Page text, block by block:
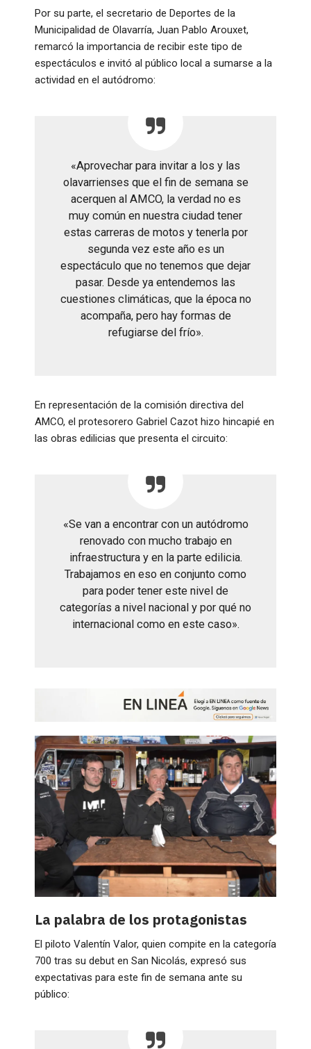
Por su parte, el secretario de Deportes de la
Municipalidad de Olavarría, Juan Pablo Arouxet,
remarcó la importancia de recibir este tipo de
espectáculos e invitó al público local a sumarse a la
actividad en el autódromo:
«Aprovechar para invitar a los y las
olavarrienses que el fin de semana se
acerquen al AMCO, la verdad no es
muy común en nuestra ciudad tener
estas carreras de motos y tenerla por
segunda vez este año es un
espectáculo que no tenemos que dejar
pasar. Desde ya entendemos las
cuestiones climáticas, que la época no
acompaña, pero hay formas de
refugiarse del frío».
En representación de la comisión directiva del
AMCO, el protesorero Gabriel Cazot hizo hincapié en
las obras edilicias que presenta el circuito:
«Se van a encontrar con un autódromo
renovado con mucho trabajo en
infraestructura y en la parte edilicia.
Trabajamos en eso en conjunto como
para poder tener este nivel de
categorías a nivel nacional y por qué no
internacional como en este caso».
La palabra de los protagonistas
El piloto Valentín Valor, quien compite en la categoría
700 tras su debut en San Nicolás, expresó sus
expectativas para este fin de semana ante su
público: